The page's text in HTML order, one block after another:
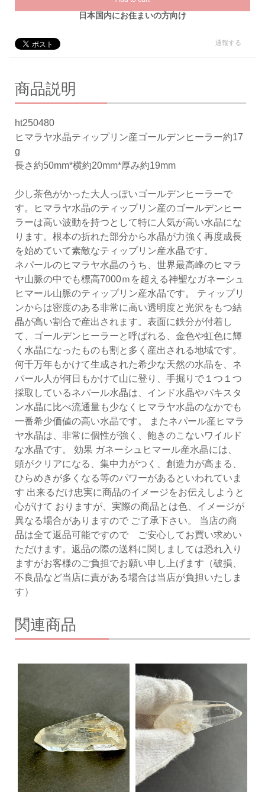
日本国内にお住まいの方向け
通報する
商品説明
ht250480
ヒマラヤ水晶ティップリン産ゴールデンヒーラー約17
g
長さ約50mm*横約20mm*厚み約19mm
少し茶色がかった大人っぽいゴールデンヒーラーで
す。ヒマラヤ水晶のティップリン産のゴールデンヒー
ラーは高い波動を持つとして特に人気が高い水晶にな
ります。根本の折れた部分から水晶が力強く再度成長
を始めていて素敵なティップリン産水晶です。
ネパールのヒマラヤ水晶のうち、世界最高峰のヒマラ
ヤ山脈の中でも標高7000ｍを超える神聖なガネーシュ
ヒマール山脈のティップリン産水晶です。 ティップリ
ンからは密度のある非常に高い透明度と光沢をもつ結
晶が高い割合で産出されます。表面に鉄分が付着し
て、ゴールデンヒーラーと呼ばれる、金色や虹色に輝
く水晶になったものも割と多く産出される地域です。
何千万年もかけて生成された希少な天然の水晶を、ネ
パール人が何日もかけて山に登り、手掘りで１つ１つ
採取しているネパール水晶は、インド水晶やパキスタ
ン水晶に比べ流通量も少なくヒマラヤ水晶のなかでも
一番希少価値の高い水晶です。 またネパール産ヒマラ
ヤ水晶は、非常に個性が強く、飽きのこないワイルド
な水晶です。 効果 ガネーシュヒマール産水晶には、
頭がクリアになる、集中力がつく、創造力が高まる、
ひらめきが多くなる等のパワーがあるといわれていま
す 出来るだけ忠実に商品のイメージをお伝えしようと
心がけて おりますが、実際の商品とは色、イメージが
異なる場合がありますので ご了承下さい。 当店の商
品は全て返品可能ですので ご安心してお買い求めい
ただけます。返品の際の送料に関しましては恐れ入り
ますがお客様のご負担でお願い申し上げます（破損、
不良品など当店に責がある場合は当店が負担いたしま
す）
関連商品